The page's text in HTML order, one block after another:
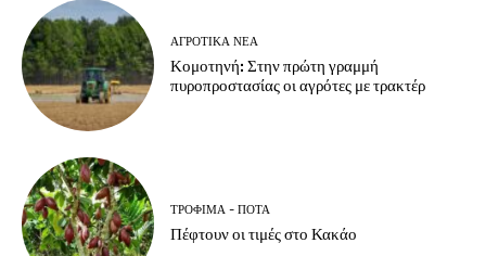
ΑΓΡΟΤΙΚΆ ΝΈΑ
Κομοτηνή: Στην πρώτη γραμμή
πυροπροστασίας οι αγρότες με τρακτέρ
ΤΡΌΦΙΜΑ - ΠΟΤΆ
Πέφτουν οι τιμές στο Κακάο